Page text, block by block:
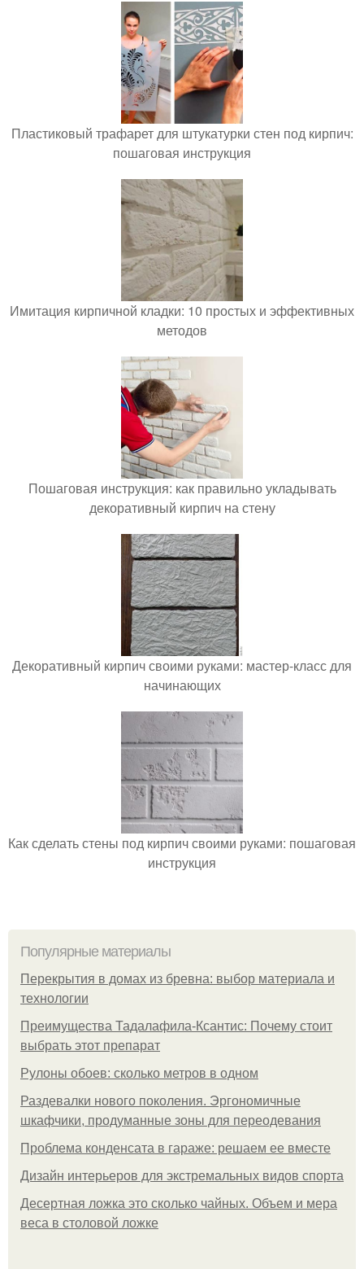
Пластиковый трафарет для штукатурки стен под кирпич:
пошаговая инструкция
Имитация кирпичной кладки: 10 простых и эффективных
методов
Пошаговая инструкция: как правильно укладывать
декоративный кирпич на стену
Декоративный кирпич своими руками: мастер-класс для
начинающих
Как сделать стены под кирпич своими руками: пошаговая
инструкция
Популярные материалы
Перекрытия в домах из бревна: выбор материала и
технологии
Преимущества Тадалафила-Ксантис: Почему стоит
выбрать этот препарат
Рулоны обоев: сколько метров в одном
Раздевалки нового поколения. Эргономичные
шкафчики, продуманные зоны для переодевания
Проблема конденсата в гараже: решаем ее вместе
Дизайн интерьеров для экстремальных видов спорта
Десертная ложка это сколько чайных. Объем и мера
веса в столовой ложке